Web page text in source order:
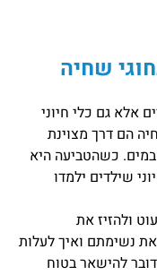
שחיה
אלא גם כלי חיוני
הם דרך מצוינת
במים. כשהטביעה היא
שילדים ילמדו
ולהזיז את
נשימתם ואיך לעלות
להישאר בטוח